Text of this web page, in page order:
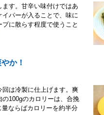
す。甘辛い味付けではあ
パーが入ることで、味に
に散らす程度で使うこと
か！
は冷製に仕上げます。爽
100gのカロリーは、合挽
ならばカロリーを約半分